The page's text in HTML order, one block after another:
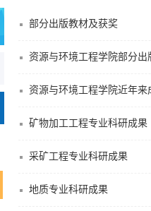
部分出版教材及获奖
资源与环境工程学院部分出
资源与环境工程学院近年
矿物加工工程专业科研成果
采矿工程专业科研成果
地质专业科研成果